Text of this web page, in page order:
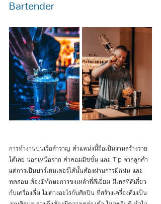
Bartender
การทำงานบนเรือสำราญ ตำแหน่งนี้ถือเป็นงานสร้างราย
ได้เลย นอกเหนือจาก ค่าคอมมิชชั่น และ Tip จากลูกค้า
แต่การเป็นบาร์เทนเดอร์ได้นั้นต้องผ่านการฝึกฝน และ
ทดสอบ ต้องมีทักษะการชงเหล้าที่ดีเยี่ยม มีเทสที่ดีเกี่ยว
กับเครื่องดื่ม ไม่ต่างอะไรกับศิลปิน ที่สร้างเครื่องดื่มเป็น